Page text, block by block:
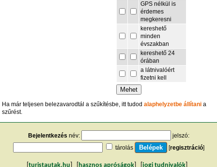
GPS nélkül is
érdemes
megkeresni
kereshető
minden
évszakban
kereshető 24
órában
a látnivalóért
fizetni kell
Ha már teljesen belezavarodtál a szűkítésbe, itt tudodalaphelyzetbe állítani a
szűrést.
Bejelentkezés név:
jelszó:
tárolás
[regisztráció]
turistautak.hu hasznos apróságok jogi tudnivalók